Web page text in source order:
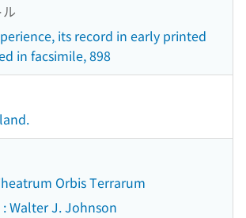
its record in early printed
in facsimile, 898
Orbis Terrarum
Walter J. Johnson